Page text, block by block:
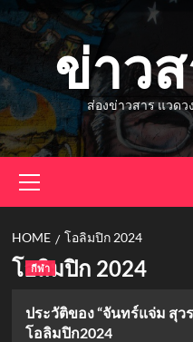
Skip
ข่าว
ส่องข่าวสาร แวดว
Menu
HOME โอลิมปิก 2024
โอลิมปิก 2024
กีฬา
ประวัติของ “จันทร์แจ่ม สุ
โอลิมปิก2024